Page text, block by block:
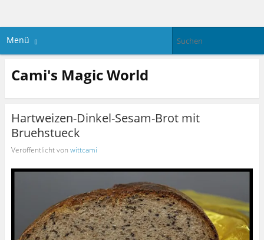
Menü
Cami's Magic World
Hartweizen-Dinkel-Sesam-Brot mit
Bruehstueck
Veröffentlicht von wittcami